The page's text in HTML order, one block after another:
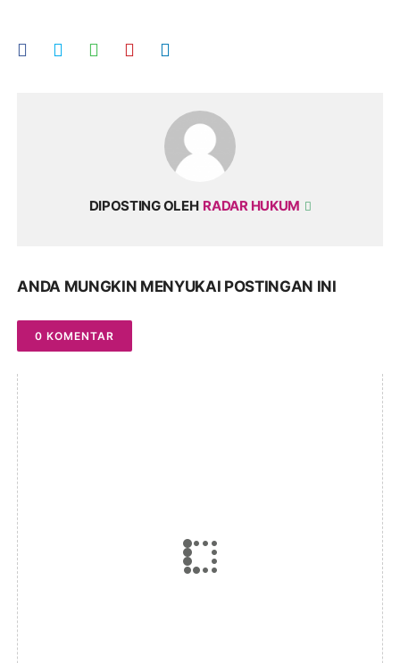
DIPOSTING OLEH RADAR HUKUM
ANDA MUNGKIN MENYUKAI POSTINGAN INI
0 KOMENTAR